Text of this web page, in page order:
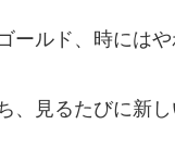
ールド、時には
、見るたびに新